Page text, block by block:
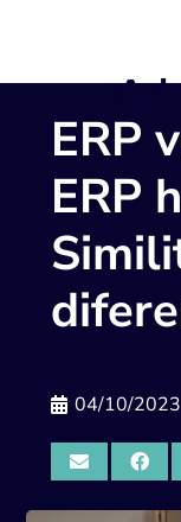
ERP
ERP
04/10/2023